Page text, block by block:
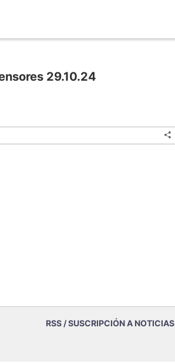
29.10.24
RSS / SUSCRIPCIÓN A NOTICIAS